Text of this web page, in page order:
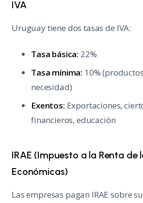
IVA
Uruguay tiene dos tasas de IVA:
Tasa básica: 22%
Tasa mínima: 10%
necesidad)
Exentos: Exportaciones,
financieros, educación
IRAE (Impuesto a la Renta de
Económicas)
Las empresas pagan IRAE sobre